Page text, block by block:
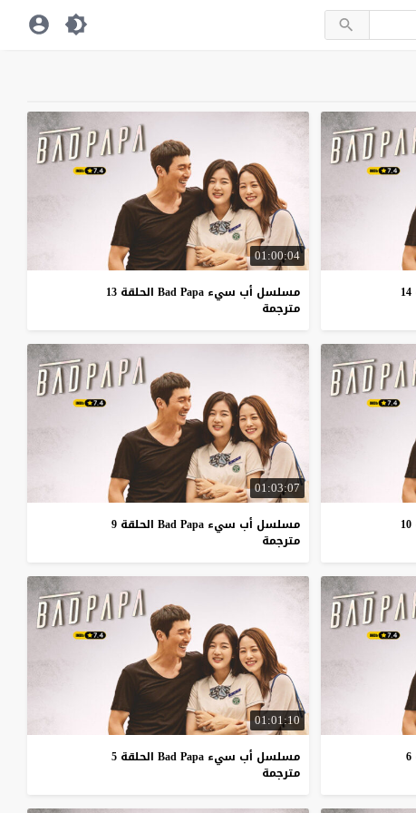
01:00:04
مسلسل أب سيء Bad Papa الحلقة 13
مترجمة
01:03:07
مسلسل أب سيء Bad Papa الحلقة 9
مترجمة
01:01:10
مسلسل أب سيء Bad Papa الحلقة 5
مترجمة